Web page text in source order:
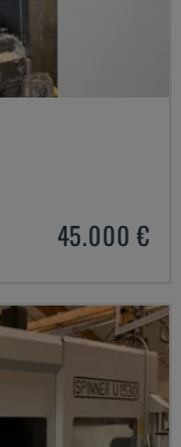
45.000 €